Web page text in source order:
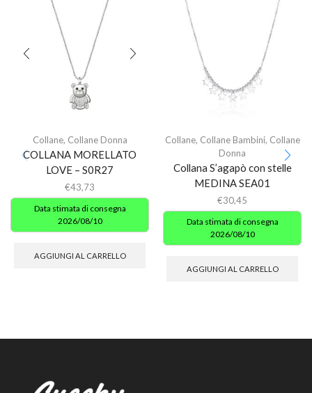
Collane, Collane Donna
COLLANA MORELLATO
LOVE – S0R27
€43,73
Data stimata di consegna
2026/08/10
AGGIUNGI AL CARRELLO
Collane, Collane Bambini, Collane
Donna
Collana S’agapò con stelle
MEDINA SEA01
€30,45
Data stimata di consegna
2026/08/10
AGGIUNGI AL CARRELLO